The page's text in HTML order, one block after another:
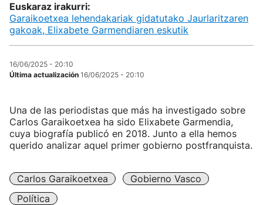
Euskaraz irakurri:
Garaikoetxea lehendakariak gidatutako Jaurlaritzaren
gakoak, Elixabete Garmendiaren eskutik
16/06/2025 - 20:10
Última actualización 16/06/2025 - 20:10
Una de las periodistas que más ha investigado sobre
Carlos Garaikoetxea ha sido Elixabete Garmendia,
cuya biografía publicó en 2018. Junto a ella hemos
querido analizar aquel primer gobierno postfranquista.
Carlos Garaikoetxea
Gobierno Vasco
Política